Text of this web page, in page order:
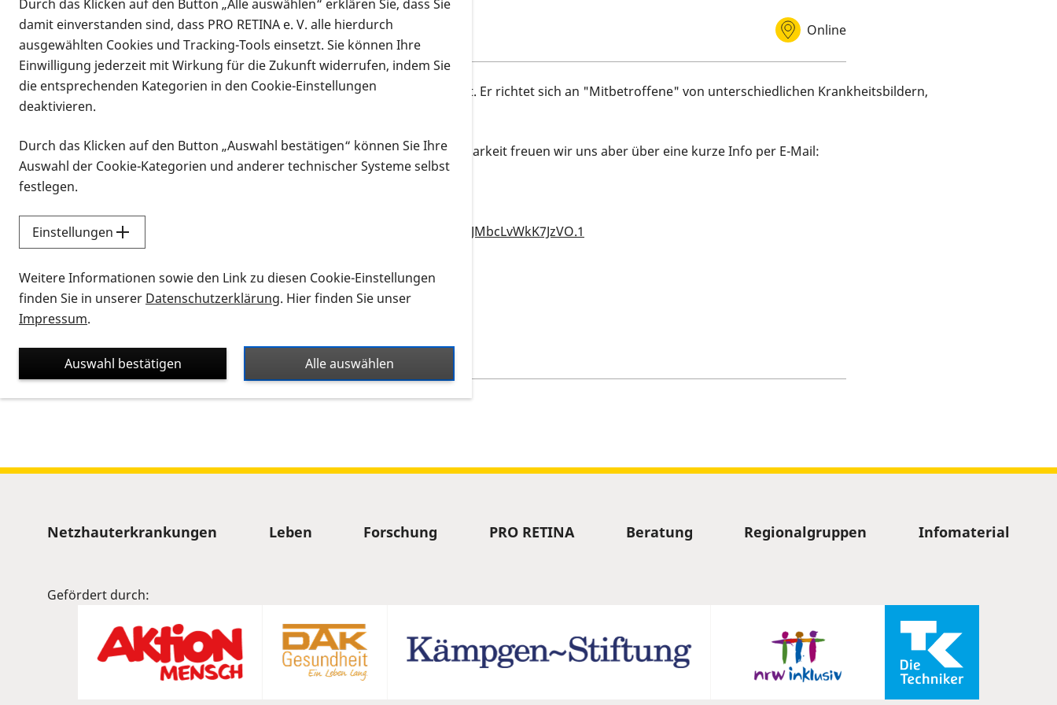
Vorlesen
Informationen zum Termin
16.12.2025, 18:00 Uhr –20:00 Uhr Veranstaltungsort
Online
Das Angehörigen-Café findet regelmäßig über Zoom statt. Er richtet sich an "Mitbetroffene" von unterschiedlichen Krankheitsbildern,
Eine Anmeldung ist nicht erforderlich, zur besseren Planbarkeit freuen wir uns aber über eine kurze Info per E-Mail:
angehoerige@pro-retina.de
https://zoom.us/j/94224893141?pwd=a1obJWI2T6EueZcdJMbcLvWkK7JzVO.1
Meeting-ID: 942 2489 3141
Kenncode: 787563
Kalenderinformationen zum Termin
16.12.2025, 18:00 Uhr–20:00 Uhr-Kalendereintrag herunterladen
Sitemap
Netzhauterkrankungen Leben Forschung PRO RETINA Beratung Regionalgruppen Infomaterial
Gefördert durch:
Durch das Klicken auf den Button „Alle auswählen“ erklären Sie, dass Sie
damit einverstanden sind, dass PRO RETINA e. V. alle hierdurch
ausgewählten Cookies und Tracking-Tools einsetzt. Sie können Ihre
Einwilligung jederzeit mit Wirkung für die Zukunft widerrufen, indem Sie
die entsprechenden Kategorien in den Cookie-Einstellungen
deaktivieren.
Durch das Klicken auf den Button „Auswahl bestätigen“ können Sie Ihre
Auswahl der Cookie-Kategorien und anderer technischer Systeme selbst
festlegen.
Einstellungen
Weitere Informationen sowie den Link zu diesen Cookie-Einstellungen
finden Sie in unserer Datenschutzerklärung. Hier finden Sie unser
Impressum.
Alle auswählen
Auswahl bestätigen